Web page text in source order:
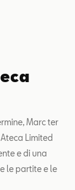
Marc ter
Limited
e di una
le partite e le